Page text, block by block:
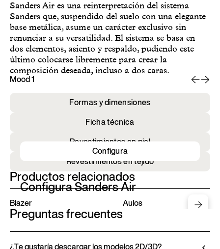
Sanders Air es una reinterpretación del sistema
Sanders que, suspendido del suelo con una elegante
base metálica, asume un carácter exclusivo sin
renunciar a su versatilidad. El sistema se basa en
dos elementos, asiento y respaldo, pudiendo este
último colocarse libremente para crear la
composición deseada, incluso a dos caras.
Mood 1
Formas y dimensiones
Ficha técnica
Revestimientos en piel
Revestimientos en tejido
Configura Sanders Air
Configura
Productos relacionados
Blazer Aulos
Preguntas frecuentes
¿Te gustaría descargar los modelos 2D/3D?